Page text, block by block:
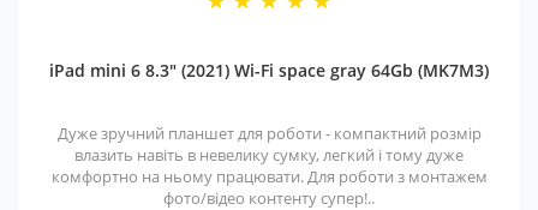
iPad mini 6 8.3" (2021) Wi-Fi space gray 64Gb (MK7M3)
Дуже зручний планшет для роботи - компактний розмір
влазить навіть в невелику сумку, легкий і тому дуже
комфортно на ньому працювати. Для роботи з монтажем
фото/відео контенту супер!..